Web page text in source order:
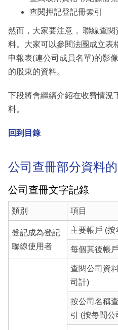
查閱押記登記冊索引
然而，大家要注意， 聯線查
料。大家可以參閱法團成立表
申報表(連公司成員名單)的影
的股東的資料。
下段將會繼續介紹在收費情況
料。
回到目錄
公司查冊部分資料
公司查冊文字記錄
類別 項目
登記成為登記
聯線使用者
主要帳戶 (按
每個其後帳
查閱公司資
司計)
按公司名稱
引 (按每間公